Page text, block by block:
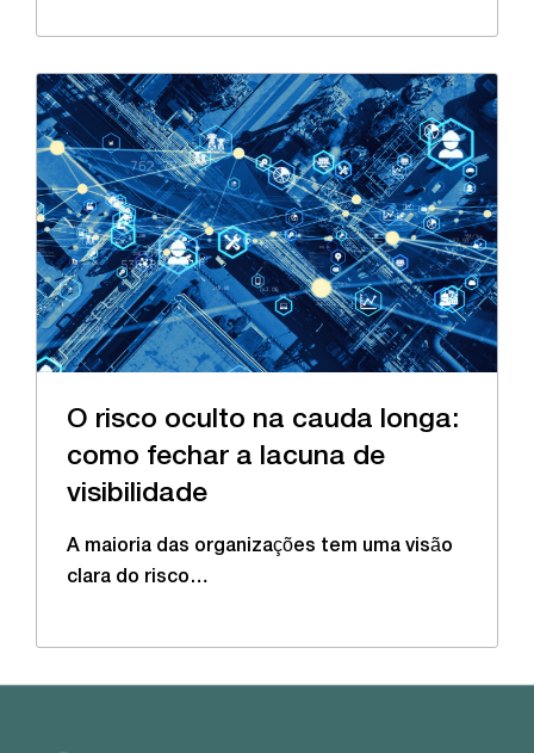
O risco oculto na cauda longa:
como fechar a lacuna de
visibilidade
A maioria das organizações tem uma visão
clara do risco…